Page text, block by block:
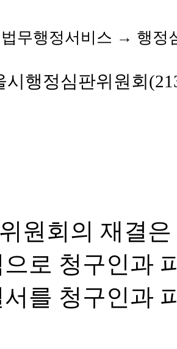
법무행정서비스 → 행
시행정심판위원회
원회의 재결
로 청구인과
를 청구인과